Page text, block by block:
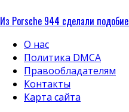
Из Porsche 944 сделали
О нас
Политика DMCA
Правообладателям
Контакты
Карта сайта